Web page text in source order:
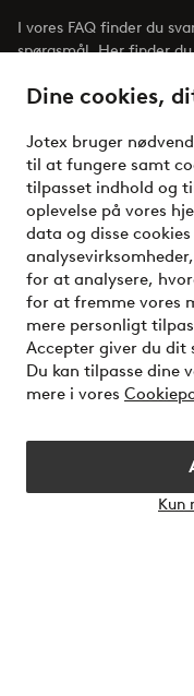
Dine cookies,
Jotex bruger
til at fungere samt
tilpasset indhold og
oplevelse på vores
data og disse
for at analysere,
for at fremme vores
mere personligt
Accepter giver du dit
Du kan tilpasse dine
mere i vores
Kun
I vores FAQ finder du
spørgsmål. Her finder
Kundeservice
Mine sider
Om Jotex
Vilkår
Venner
Sikre
Vil du vide mere